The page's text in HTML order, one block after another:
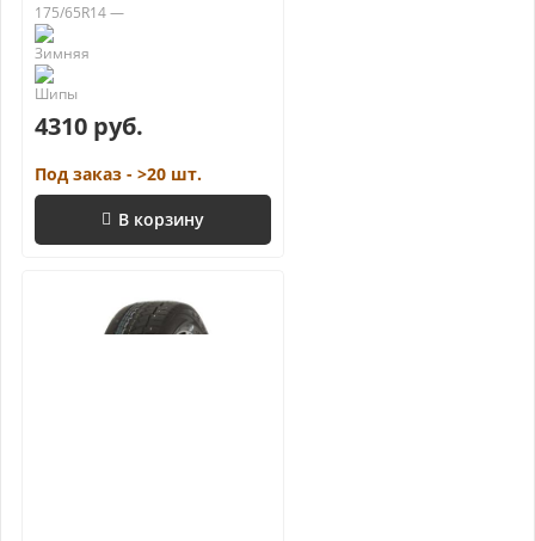
175/65R14 —
4310 руб.
Под заказ - >20 шт.
В корзину